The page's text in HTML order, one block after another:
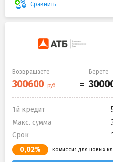
Сравнить
Возвращаете Берете
1й кредит
Макс. сумма
Срок
0,02% комиссия для новых